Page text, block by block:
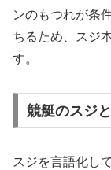
ンのもつれが条
ちるため、スジ
す。
競艇のスジ
スジを言語化し